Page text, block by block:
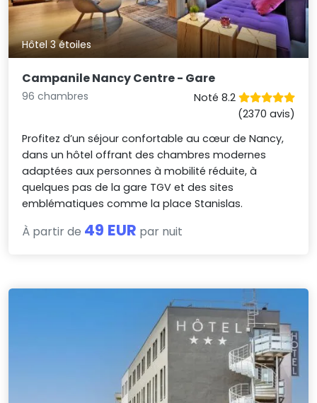
Hôtel 3 étoiles
Campanile Nancy Centre - Gare
96 chambres
Noté 8.2
(2370 avis)
Profitez d’un séjour confortable au cœur de Nancy,
dans un hôtel offrant des chambres modernes
adaptées aux personnes à mobilité réduite, à
quelques pas de la gare TGV et des sites
emblématiques comme la place Stanislas.
À partir de 49 EUR par nuit